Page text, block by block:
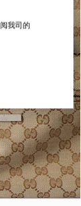
我司的